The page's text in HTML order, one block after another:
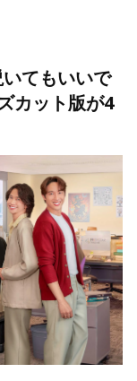
てもいいで
カット版が4